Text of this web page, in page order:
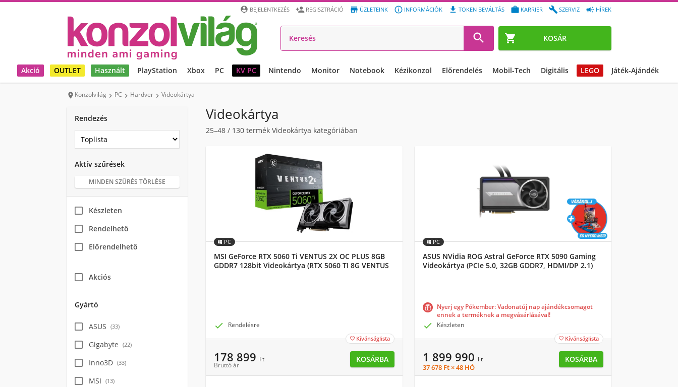
 KOSÁR
 HÍREK
 SZERVIZ
 KARRIER
 TOKEN BEVÁLTÁS
 INFORMÁCIÓK
 ÜZLETEINK
 REGISZTRÁCIÓ
 BEJELENTKEZÉS

Akció OUTLET Használt PlayStation Xbox PC KV PC Nintendo Monitor Notebook Kézikonzol Előrendelés Mobil-Tech Digitális LEGO Játék-Ajándék
 Konzolvilág  PC  Hardver  Videokártya
Rendezés
Aktív szűrések
MINDEN SZŰRÉS TÖRLÉSE
Készleten
Rendelhető
Előrendelhető
Akciós
Gyártó
ASUS (33)
Gigabyte (22)
Inno3D (33)
MSI (13)
Videokártya
25–48 / 130 termék Videokártya kategóriában
PC
MSI GeForce RTX 5060 Ti VENTUS 2X OC PLUS 8GB
GDDR7 128bit Videokártya (RTX 5060 TI 8G VENTUS
 Rendelésre
 Kívánságlista
178 899 Ft
Bruttó ár
KOSÁRBA
PC
ASUS NVidia ROG Astral GeForce RTX 5090 Gaming
Videokártya (PCIe 5.0, 32GB GDDR7, HDMI/DP 2.1)
Nyerj egy Pókember: Vadonatúj nap ajándékcsomagot
ennek a terméknek a megvásárlásával!
 Készleten
 Kívánságlista
1 899 990 Ft
37 678 Ft × 48 HÓ
KOSÁRBA